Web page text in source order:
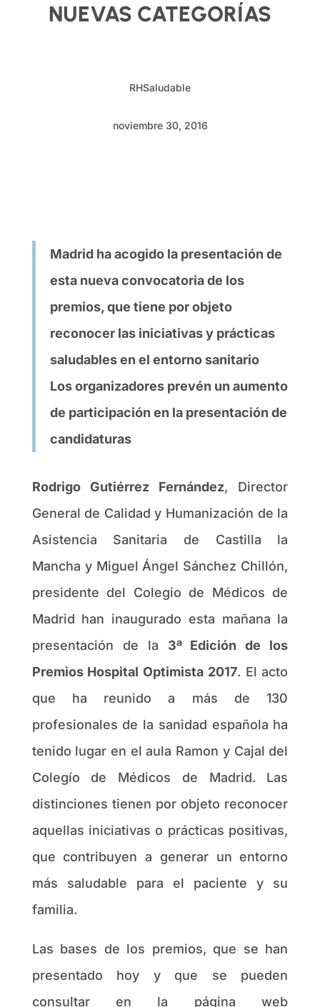
NUEVAS CATEGORÍAS
RHSaludable
noviembre 30, 2016
Madrid ha acogido la presentación de
esta nueva convocatoria de los
premios, que tiene por objeto
reconocer las iniciativas y prácticas
saludables en el entorno sanitario
Los organizadores prevén un aumento
de participación en la presentación de
candidaturas
Rodrigo Gutiérrez Fernández, Director
General de Calidad y Humanización de la
Asistencia Sanitaria de Castilla la
Mancha y Miguel Ángel Sánchez Chillón,
presidente del Colegio de Médicos de
Madrid han inaugurado esta mañana la
presentación de la 3ª Edición de los
Premios Hospital Optimista 2017. El acto
que ha reunido a más de 130
profesionales de la sanidad española ha
tenido lugar en el aula Ramon y Cajal del
Colegío de Médicos de Madrid. Las
distinciones tienen por objeto reconocer
aquellas iniciativas o prácticas positivas,
que contribuyen a generar un entorno
más saludable para el paciente y su
familia.
Las bases de los premios, que se han
presentado hoy y que se pueden
consultar en la página web